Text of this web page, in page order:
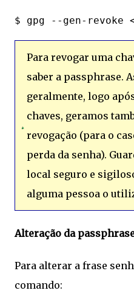
Para revogar uma
saber a passphrase.
geralmente, logo
chaves, geramos
revogação (para o
perda da senha).
local seguro e
alguma pessoa o
Alteração da
Para alterar a frase
comando: